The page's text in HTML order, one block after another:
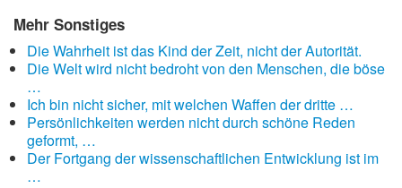
Mehr Sonstiges
Die Wahrheit ist das Kind der Zeit, nicht der Autorität.
Die Welt wird nicht bedroht von den Menschen, die böse
…
Ich bin nicht sicher, mit welchen Waffen der dritte …
Persönlichkeiten werden nicht durch schöne Reden
geformt, …
Der Fortgang der wissenschaftlichen Entwicklung ist im
…